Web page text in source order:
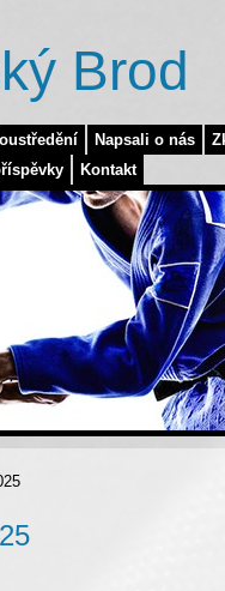
Napsali o nás
Kontakt
Brod